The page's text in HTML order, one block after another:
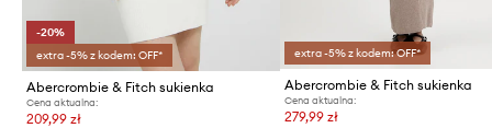
-20%
extra -5% z kodem: OFF*
Abercrombie & Fitch sukienka
Cena aktualna:
209,99 zł
extra -5% z kodem: OFF*
Abercrombie & Fitch sukienka
Cena aktualna:
279,99 zł